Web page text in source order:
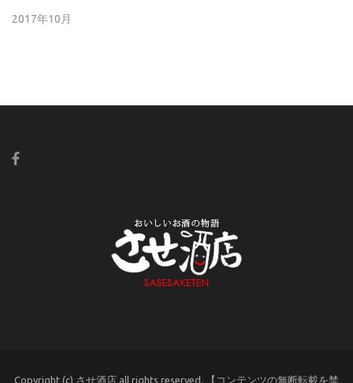
2017年10月
Copyright (c) させ酒店 all rights reserved. 【コンテンツの無断転載を禁